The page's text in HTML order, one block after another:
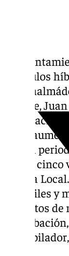
El
vehículos
de
alcalde,
tramitación
4×4 y
por un
De los
Policía
versátiles y
provistos
de